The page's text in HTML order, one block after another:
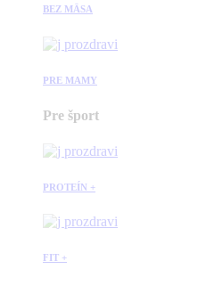
BEZ MÄSA
PRE MAMY
Pre šport
PROTEÍN +
FIT +